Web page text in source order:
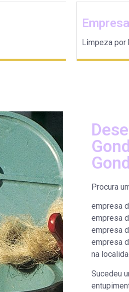
Limpeza por
Procura
empresa
empresa
empresa
empresa
na
Sucedeu